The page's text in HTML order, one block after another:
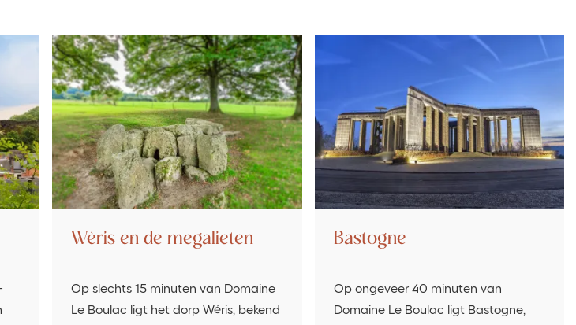
Wèris en de megalieten
Op slechts 15 minuten van Domaine
Le Boulac ligt het dorp Wéris, bekend
Bastogne
Op ongeveer 40 minuten van
Domaine Le Boulac ligt Bastogne,